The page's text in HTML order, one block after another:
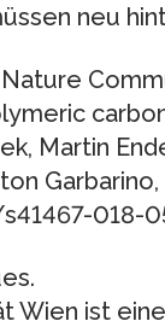
neu
Martin
018-
Wien ist